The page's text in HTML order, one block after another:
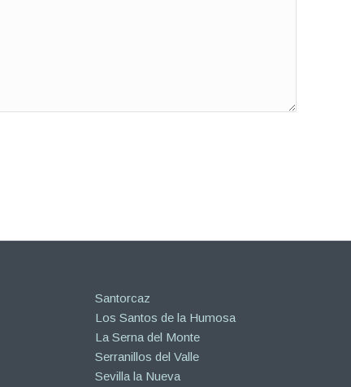
Santorcaz
Los Santos de la Humosa
La Serna del Monte
Serranillos del Valle
Sevilla la Nueva